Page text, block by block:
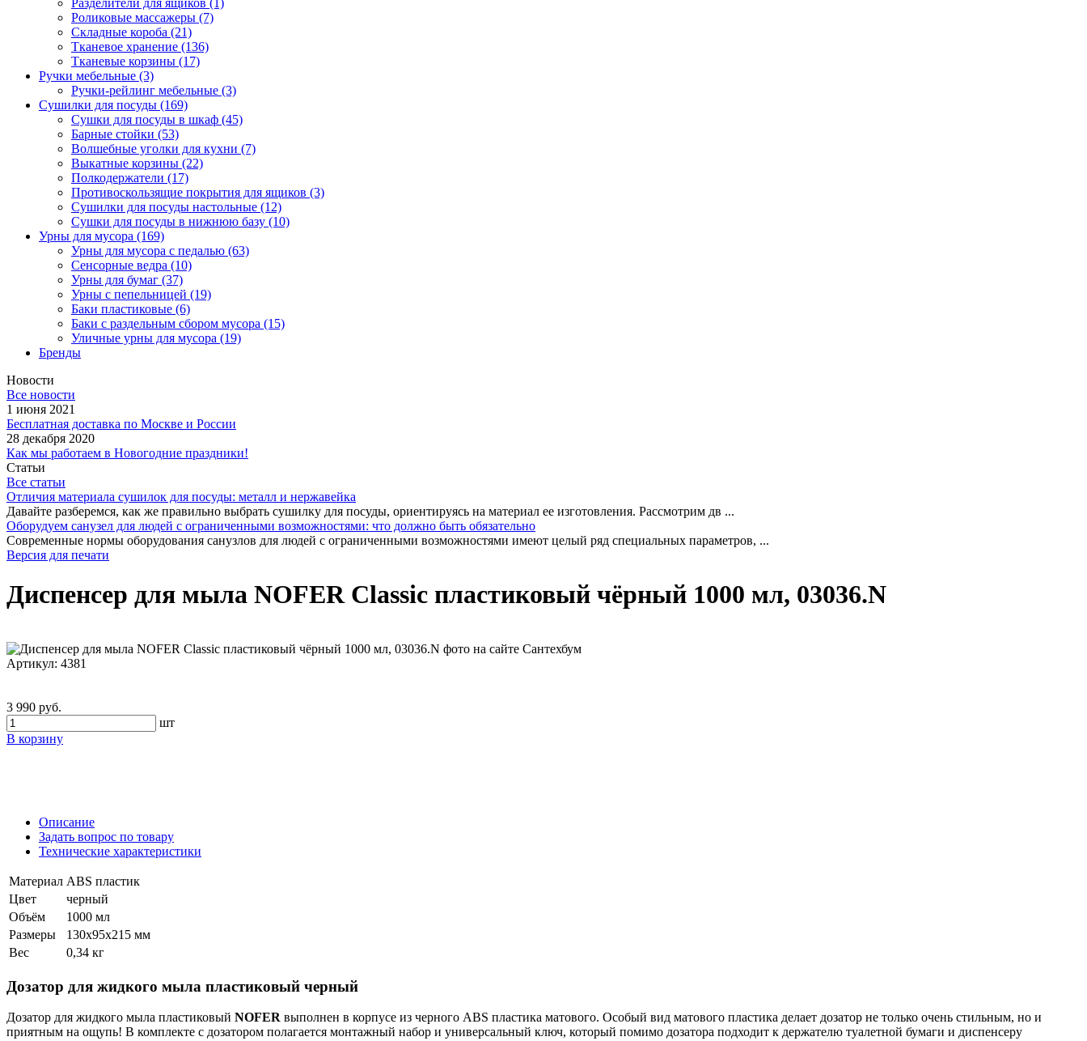
Разделители для ящиков (1)
Роликовые массажеры (7)
Складные короба (21)
Тканевое хранение (136)
Тканевые корзины (17)
Ручки мебельные (3)
Ручки-рейлинг мебельные (3)
Сушилки для посуды (169)
Сушки для посуды в шкаф (45)
Барные стойки (53)
Волшебные уголки для кухни (7)
Выкатные корзины (22)
Полкодержатели (17)
Противоскользящие покрытия для ящиков (3)
Сушилки для посуды настольные (12)
Сушки для посуды в нижнюю базу (10)
Урны для мусора (169)
Урны для мусора с педалью (63)
Сенсорные ведра (10)
Урны для бумаг (37)
Урны с пепельницей (19)
Баки пластиковые (6)
Баки с раздельным сбором мусора (15)
Уличные урны для мусора (19)
Бренды
Новости
Все новости
1 июня 2021
Бесплатная доставка по Москве и России
28 декабря 2020
Как мы работаем в Новогодние праздники!
Статьи
Все статьи
Отличия материала сушилок для посуды: металл и нержавейка
Давайте разберемся, как же правильно выбрать сушилку для посуды, ориентируясь на материал ее изготовления. Рассмотрим дв ...
Оборудуем санузел для людей с ограниченными возможностями: что должно быть обязательно
Современные нормы оборудования санузлов для людей с ограниченными возможностями имеют целый ряд специальных параметров, ...
Версия для печати
Диспенсер для мыла NOFER Classic пластиковый чёрный 1000 мл, 03036.N
Артикул: 4381
3 990 руб.
шт
В корзину
Описание
Задать вопрос по товару
Технические характеристики
Материал ABS пластик
Цвет
черный
Объём
1000 мл
Размеры
130х95х215 мм
Вес
0,34 кг
Дозатор для жидкого мыла пластиковый черный
Дозатор для жидкого мыла пластиковый NOFER выполнен в корпусе из черного ABS пластика матового. Особый вид матового пластика делает дозатор не только очень стильным, но и
приятным на ощупь! В комплекте с дозатором полагается монтажный набор и универсальный ключ, который помимо дозатора подходит к держателю туалетной бумаги и диспенсеру